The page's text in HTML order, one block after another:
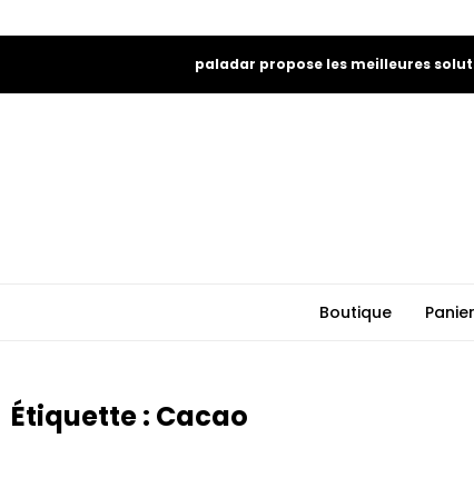
paladar propose les meilleures
Boutique Panier
Étiquette : Cacao